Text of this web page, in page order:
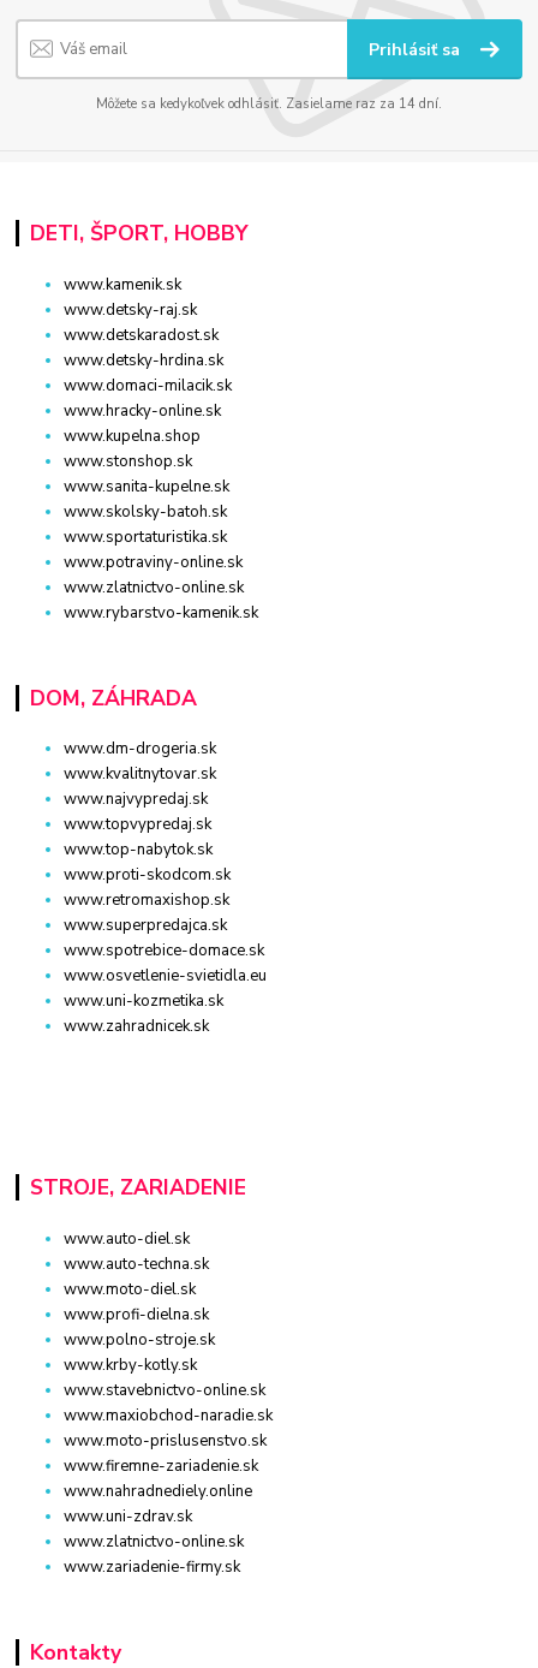
Prihlásiť sa
Môžete sa kedykoľvek odhlásiť. Zasielame raz za 14 dní.
DETI, ŠPORT, HOBBY
www.kamenik.sk
www.detsky-raj.sk
www.detskaradost.sk
www.detsky-hrdina.sk
www.domaci-milacik.sk
www.hracky-online.sk
www.kupelna.shop
www.stonshop.sk
www.sanita-kupelne.sk
www.skolsky-batoh.sk
www.sportaturistika.sk
www.potraviny-online.sk
www.zlatnictvo-online.sk
www.rybarstvo-kamenik.sk
DOM, ZÁHRADA
www.dm-drogeria.sk
www.kvalitnytovar.sk
www.najvypredaj.sk
www.topvypredaj.sk
www.top-nabytok.sk
www.proti-skodcom.sk
www.retromaxishop.sk
www.superpredajca.sk
www.spotrebice-domace.sk
www.osvetlenie-svietidla.eu
www.uni-kozmetika.sk
www.zahradnicek.sk
STROJE, ZARIADENIE
www.auto-diel.sk
www.auto-techna.sk
www.moto-diel.sk
www.profi-dielna.sk
www.polno-stroje.sk
www.krby-kotly.sk
www.stavebnictvo-online.sk
www.maxiobchod-naradie.sk
www.moto-prislusenstvo.sk
www.firemne-zariadenie.sk
www.nahradnediely.online
www.uni-zdrav.sk
www.zlatnictvo-online.sk
www.zariadenie-firmy.sk
Kontakty